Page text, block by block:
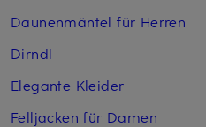
Daunenmäntel für Herren
Dirndl
Elegante Kleider
Felljacken für Damen